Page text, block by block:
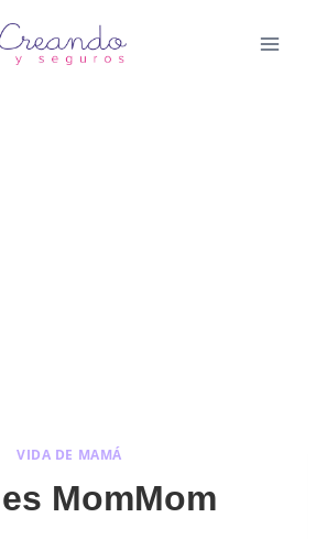
VIDA DE MAMÁ
MomMom